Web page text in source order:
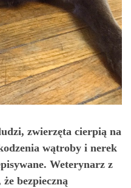
zwierzęta cierpią na
wątroby i nerek
Weterynarz z
bezpieczną